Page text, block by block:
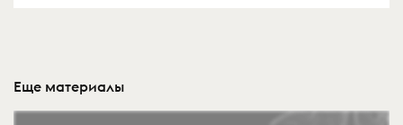
Еще материалы